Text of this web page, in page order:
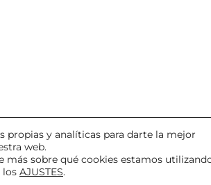
propias y analíticas para darte la mejor
web.
más sobre qué cookies estamos
los AJUSTES.